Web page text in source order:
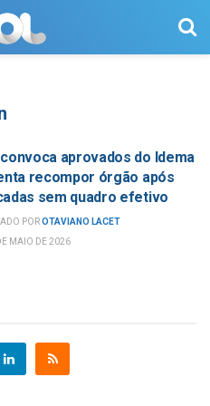
convoca aprovados do Idema
recompor órgão após
sem quadro efetivo
POROTAVIANO LACET
MAIO DE 2026